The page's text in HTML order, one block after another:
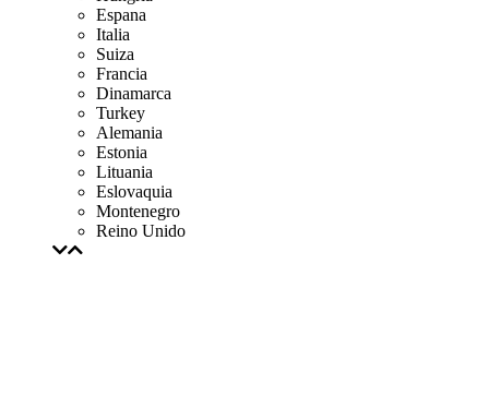
Espana
Italia
Suiza
Francia
Dinamarca
Turkey
Alemania
Estonia
Lituania
Eslovaquia
Montenegro
Reino Unido